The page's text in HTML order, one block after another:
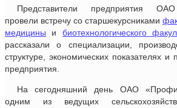
Представители предприятия
провели встречу со старшекурсниками
медицины и биотехнологического
рассказали о специализации,
структуре, экономических показателях и
предприятия.
На сегодняшний день ОАО
одним из ведущих